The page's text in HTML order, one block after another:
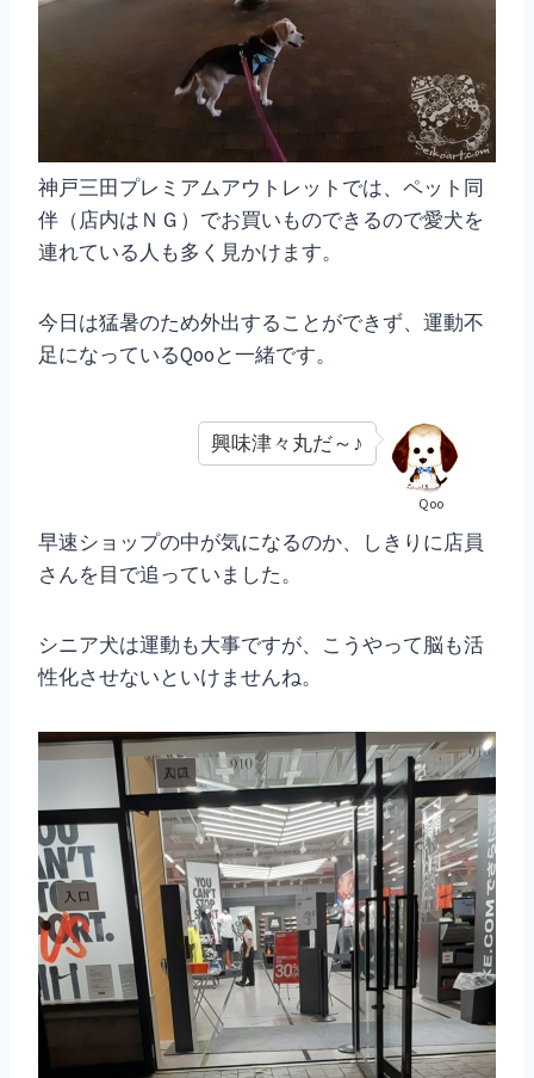
神戸三田プレミアムアウトレットでは、ペット同
伴（店内はＮＧ）でお買いものできるので愛犬を
連れている人も多く見かけます。
今日は猛暑のため外出することができず、運動不
足になっているQooと一緒です。
Qoo
興味津々丸だ～♪
早速ショップの中が気になるのか、しきりに店員
さんを目で追っていました。
シニア犬は運動も大事ですが、こうやって脳も活
性化させないといけませんね。